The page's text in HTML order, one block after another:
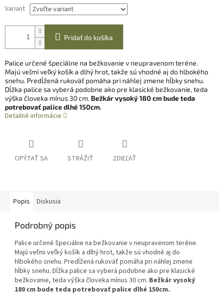
Variant
Pridať do košíka
Palice určené špeciálne na bežkovanie v neupravenom teréne.
Majú veľmi veľký košík a dlhý hrot, takže sú vhodné aj do hlbokého
snehu. Predĺžená rukoväť pomáha pri náhlej zmene hĺbky snehu.
Dĺžka palice sa vyberá podobne ako pre klasické bežkovanie, teda
výška človeka mínus 30 cm. Bežkár vysoký 180 cm bude teda
potrebovať palice dlhé 150cm.
Detailné informácie
OPÝTAŤ SA STRÁŽIŤ ZDIEĽAŤ
Popis Diskusia
Podrobný popis
Palice určené špeciálne na bežkovanie v neupravenom teréne.
Majú veľmi veľký košík a dlhý hrot, takže sú vhodné aj do
hlbokého snehu. Predĺžená rukoväť pomáha pri náhlej zmene
hĺbky snehu. Dĺžka palice sa vyberá podobne ako pre klasické
bežkovanie, teda výška človeka mínus 30 cm. Bežkár vysoký
180 cm bude teda potrebovať palice dlhé 150cm.